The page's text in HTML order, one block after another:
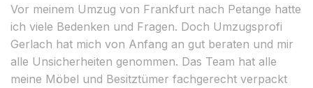
Vor meinem Umzug von Frankfurt nach Petange hatte
ich viele Bedenken und Fragen. Doch Umzugsprofi
Gerlach hat mich von Anfang an gut beraten und mir
alle Unsicherheiten genommen. Das Team hat alle
meine Möbel und Besitztümer fachgerecht verpackt